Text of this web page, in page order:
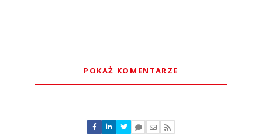
POKAŻ KOMENTARZE
Nie znaleziono komentarzy